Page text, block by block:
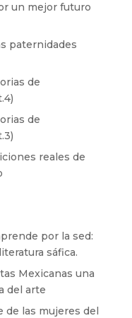
un mejor futuro
paternidades
de
de
reales de
por la sed:
sáfica.
Mexicanas una
del arte
de las mujeres del